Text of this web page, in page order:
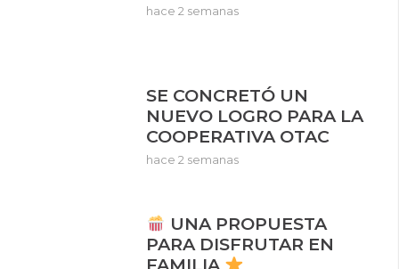
hace 2 semanas
SE CONCRETÓ UN
NUEVO LOGRO PARA LA
COOPERATIVA OTAC
hace 2 semanas
UNA PROPUESTA
PARA DISFRUTAR EN